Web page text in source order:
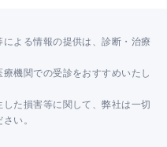
よる情報の提供は、診断・治療
機関での受診をおすすめいたし
た損害等に関して、弊社は一切
い。